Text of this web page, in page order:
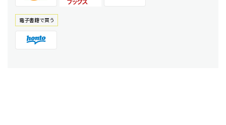
電⼦書籍で買う